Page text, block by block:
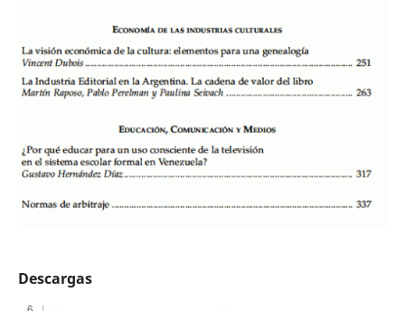
Descargas